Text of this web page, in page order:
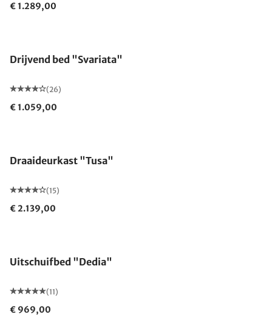
€ 1.289,00
Drijvend bed "Svariata"
(26)
€ 1.059,00
Draaideurkast "Tusa"
(15)
€ 2.139,00
Uitschuifbed "Dedia"
(11)
€ 969,00